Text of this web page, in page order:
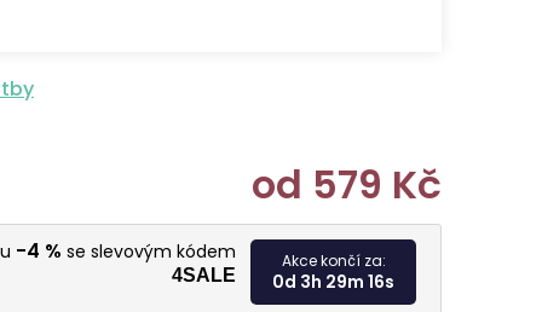
od 579 Kč
Měrná
-4 % se slevovým kódem
4SALE
Akce končí za:
0d 3h 29m 15s